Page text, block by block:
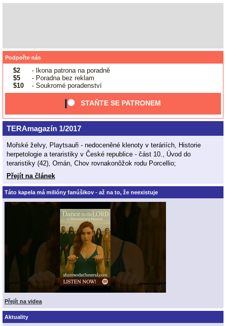
Podpořte nás
$2
- Ikona patrona na poradně
$5
- Poradna bez reklam
$10
- Soukromé poradenství
STAŇTE SE PATRONEM
TERAmagazín 1/2017
Mořské želvy, Playtsauři - nedoceněné klenoty v teráriích, Historie
herpetologie a teraristiky v České republice - část 10., Úvod do
teraristiky (42), Omán, Chov rovnakonôžok rodu Porcellio;
Přejít na článek
Táto kapela má milióny fanúšikov - až na to, že neexistuje
Přejít na videa
Aktuality